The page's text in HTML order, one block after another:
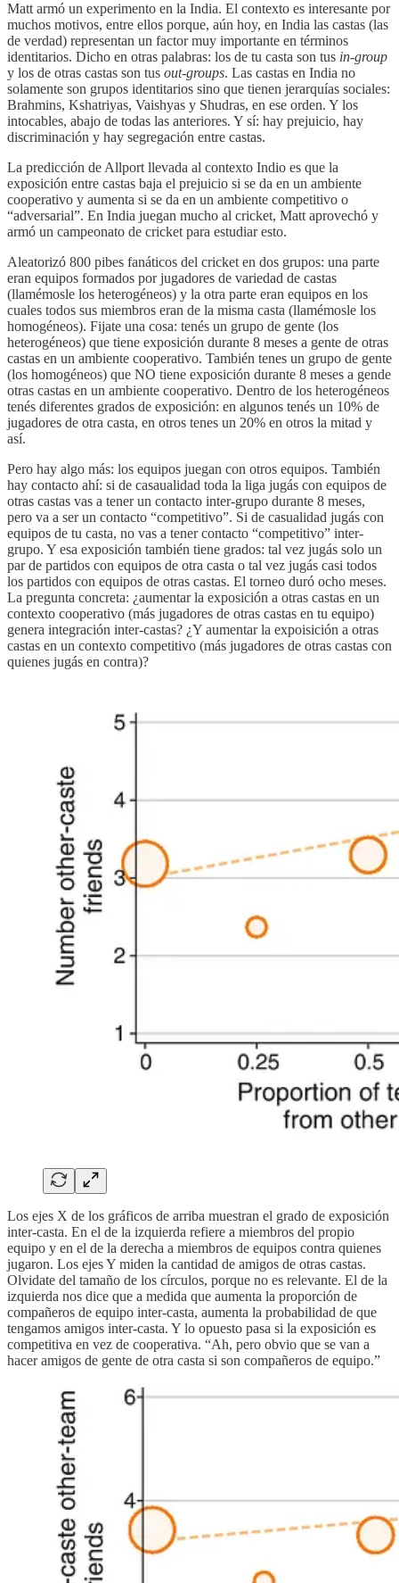
Matt armó un experimento en la India. El contexto es interesante por
muchos motivos, entre ellos porque, aún hoy, en India las castas (las
de verdad) representan un factor muy importante en términos
identitarios. Dicho en otras palabras: los de tu casta son tus in-group
y los de otras castas son tus out-groups. Las castas en India no
solamente son grupos identitarios sino que tienen jerarquías sociales:
Brahmins, Kshatriyas, Vaishyas y Shudras, en ese orden. Y los
intocables, abajo de todas las anteriores. Y sí: hay prejuicio, hay
discriminación y hay segregación entre castas.
La predicción de Allport llevada al contexto Indio es que la
exposición entre castas baja el prejuicio si se da en un ambiente
cooperativo y aumenta si se da en un ambiente competitivo o
“adversarial”. En India juegan mucho al cricket, Matt aprovechó y
armó un campeonato de cricket para estudiar esto.
Aleatorizó 800 pibes fanáticos del cricket en dos grupos: una parte
eran equipos formados por jugadores de variedad de castas
(llamémosle los heterogéneos) y la otra parte eran equipos en los
cuales todos sus miembros eran de la misma casta (llamémosle los
homogéneos). Fijate una cosa: tenés un grupo de gente (los
heterogéneos) que tiene exposición durante 8 meses a gente de otras
castas en un ambiente cooperativo. También tenes un grupo de gente
(los homogéneos) que NO tiene exposición durante 8 meses a gende
otras castas en un ambiente cooperativo. Dentro de los heterogéneos
tenés diferentes grados de exposición: en algunos tenés un 10% de
jugadores de otra casta, en otros tenes un 20% en otros la mitad y
así.
Pero hay algo más: los equipos juegan con otros equipos. También
hay contacto ahí: si de casaualidad toda la liga jugás con equipos de
otras castas vas a tener un contacto inter-grupo durante 8 meses,
pero va a ser un contacto “competitivo”. Si de casualidad jugás con
equipos de tu casta, no vas a tener contacto “competitivo” inter-
grupo. Y esa exposición también tiene grados: tal vez jugás solo un
par de partidos con equipos de otra casta o tal vez jugás casi todos
los partidos con equipos de otras castas. El torneo duró ocho meses.
La pregunta concreta: ¿aumentar la exposición a otras castas en un
contexto cooperativo (más jugadores de otras castas en tu equipo)
genera integración inter-castas? ¿Y aumentar la expoisición a otras
castas en un contexto competitivo (más jugadores de otras castas con
quienes jugás en contra)?
Los ejes X de los gráficos de arriba muestran el grado de exposición
inter-casta. En el de la izquierda refiere a miembros del propio
equipo y en el de la derecha a miembros de equipos contra quienes
jugaron. Los ejes Y miden la cantidad de amigos de otras castas.
Olvidate del tamaño de los círculos, porque no es relevante. El de la
izquierda nos dice que a medida que aumenta la proporción de
compañeros de equipo inter-casta, aumenta la probabilidad de que
tengamos amigos inter-casta. Y lo opuesto pasa si la exposición es
competitiva en vez de cooperativa. “Ah, pero obvio que se van a
hacer amigos de gente de otra casta si son compañeros de equipo.”